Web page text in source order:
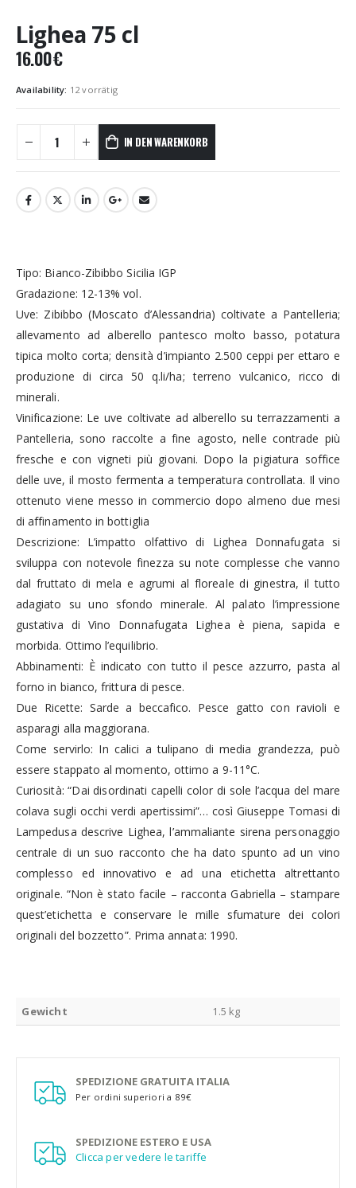
Lighea 75 cl
16.00€
Availability: 12 vorrätig
IN DEN WARENKORB
Tipo: Bianco-Zibibbo Sicilia IGP
Gradazione: 12-13% vol.
Uve: Zibibbo (Moscato d’Alessandria) coltivate a Pantelleria;
allevamento ad alberello pantesco molto basso, potatura
tipica molto corta; densità d’impianto 2.500 ceppi per ettaro e
produzione di circa 50 q.li/ha; terreno vulcanico, ricco di
minerali.
Vinificazione: Le uve coltivate ad alberello su terrazzamenti a
Pantelleria, sono raccolte a fine agosto, nelle contrade più
fresche e con vigneti più giovani. Dopo la pigiatura soffice
delle uve, il mosto fermenta a temperatura controllata. Il vino
ottenuto viene messo in commercio dopo almeno due mesi
di affinamento in bottiglia
Descrizione: L’impatto olfattivo di Lighea Donnafugata si
sviluppa con notevole finezza su note complesse che vanno
dal fruttato di mela e agrumi al floreale di ginestra, il tutto
adagiato su uno sfondo minerale. Al palato l’impressione
gustativa di Vino Donnafugata Lighea è piena, sapida e
morbida. Ottimo l’equilibrio.
Abbinamenti: È indicato con tutto il pesce azzurro, pasta al
forno in bianco, frittura di pesce.
Due Ricette: Sarde a beccafico. Pesce gatto con ravioli e
asparagi alla maggiorana.
Come servirlo: In calici a tulipano di media grandezza, può
essere stappato al momento, ottimo a 9-11°C.
Curiosità: “Dai disordinati capelli color di sole l’acqua del mare
colava sugli occhi verdi apertissimi”… così Giuseppe Tomasi di
Lampedusa descrive Lighea, l’ammaliante sirena personaggio
centrale di un suo racconto che ha dato spunto ad un vino
complesso ed innovativo e ad una etichetta altrettanto
originale. “Non è stato facile – racconta Gabriella – stampare
quest’etichetta e conservare le mille sfumature dei colori
originali del bozzetto”. Prima annata: 1990.
Gewicht 1.5 kg
SPEDIZIONE GRATUITA ITALIA
Per ordini superiori a 89€
SPEDIZIONE ESTERO E USA
Clicca per vedere le tariffe